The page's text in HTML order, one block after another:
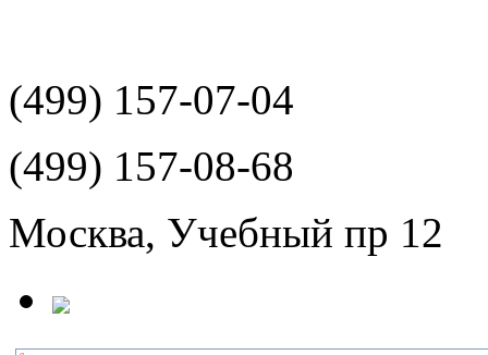
(499) 157-07-04
(499) 157-08-68
Москва, Учебный пр 12